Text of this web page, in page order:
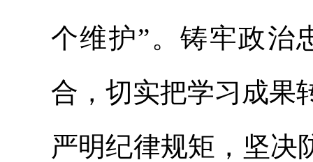
个维护”。铸牢政治
合，切实把学习成果
严明纪律规矩，坚决